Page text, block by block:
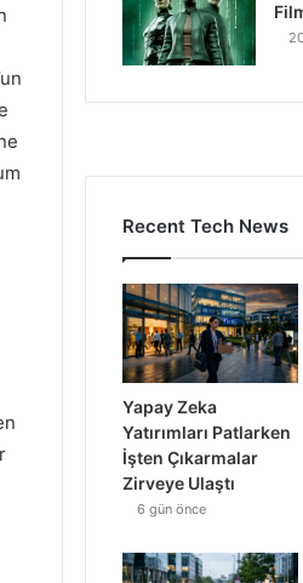
Recent Tech News
Yapay Zeka
Yatırımları Patlarken
İşten Çıkarmalar
Zirveye Ulaştı
6 gün önce